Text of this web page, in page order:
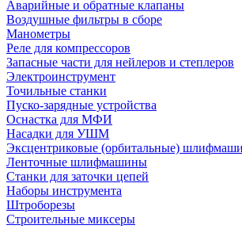
Аварийные и обратные клапаны
Воздушные фильтры в сборе
Манометры
Реле для компрессоров
Запасные части для нейлеров и степлеров
Электроинструмент
Точильные станки
Пуско-зарядные устройства
Оснастка для МФИ
Насадки для УШМ
Эксцентриковые (орбитальные)
Ленточные шлифмашины
Станки для заточки цепей
Наборы инструмента
Штроборезы
Строительные миксеры